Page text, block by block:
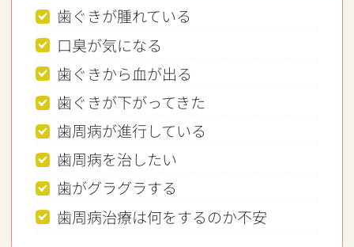
歯ぐきが腫れている
口臭が気になる
歯ぐきから血が出る
歯ぐきが下がってきた
歯周病が進行している
歯周病を治したい
歯がグラグラする
歯周病治療は何をするのか不安